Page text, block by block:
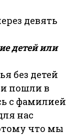
девять
детей или
без детей
пошли в
с фамилией
нас
что мы